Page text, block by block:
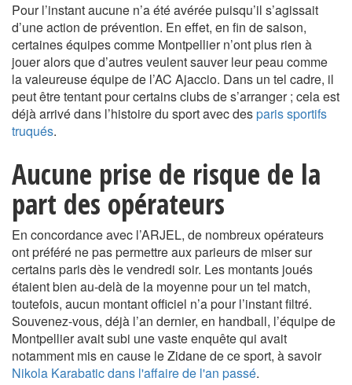
Pour l’instant aucune n’a été avérée puisqu’il s’agissait
d’une action de prévention. En effet, en fin de saison,
certaines équipes comme Montpellier n’ont plus rien à
jouer alors que d’autres veulent sauver leur peau comme
la valeureuse équipe de l’AC Ajaccio. Dans un tel cadre, il
peut être tentant pour certains clubs de s’arranger ; cela est
déjà arrivé dans l’histoire du sport avec desparis sportifs
truqués.
Aucune prise de risque de la
part des opérateurs
En concordance avec l’ARJEL, de nombreux opérateurs
ont préféré ne pas permettre aux parieurs de miser sur
certains paris dès le vendredi soir. Les montants joués
étaient bien au-delà de la moyenne pour un tel match,
toutefois, aucun montant officiel n’a pour l’instant filtré.
Souvenez-vous, déjà l’an dernier, en handball, l’équipe de
Montpellier avait subi une vaste enquête qui avait
notamment mis en cause le Zidane de ce sport, à savoir
Nikola Karabatic dans l'affaire de l'an passé.